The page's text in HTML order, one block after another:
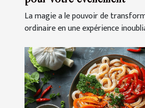
La magie a le pouvoir de
ordinaire en une expérience